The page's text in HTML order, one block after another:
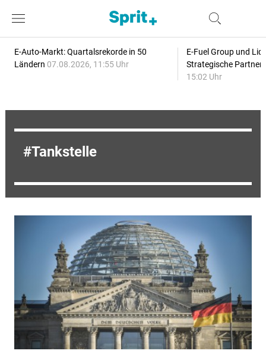
E-Auto-Markt: Quartalsrekorde in 50
Ländern 07.08.2026, 11:55 Uhr
E-Fuel Group und
Strategische
15:02 Uhr
Tankstelle